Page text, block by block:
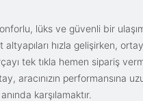
lüks ve güvenli bir
hızla gelişirken,
tek tıkla hemen sipariş
aracınızın performansına
karşılamaktır.